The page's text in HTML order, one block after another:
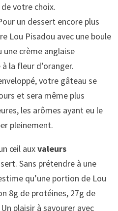
votre choix.
un dessert encore plus
Lou Pisadou avec une boule
une crème anglaise
la fleur d’oranger.
votre gâteau se
et sera même plus
les arômes ayant eu le
pleinement.
œil auxvaleurs
Sans prétendre à une
qu’une portion de Lou
8g de protéines, 27g de
plaisir à savourer avec